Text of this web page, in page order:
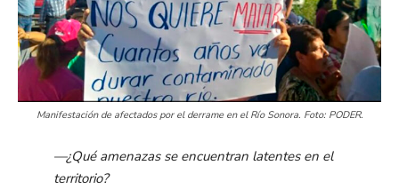
Manifestación de afectados por el derrame en el Río Sonora. Foto: PODER.
—¿Qué amenazas se encuentran latentes en el
territorio?